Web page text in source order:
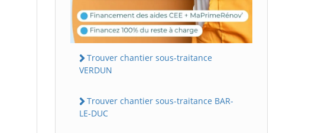
Trouver chantier sous-traitance
VERDUN
Trouver chantier sous-traitance BAR-
LE-DUC